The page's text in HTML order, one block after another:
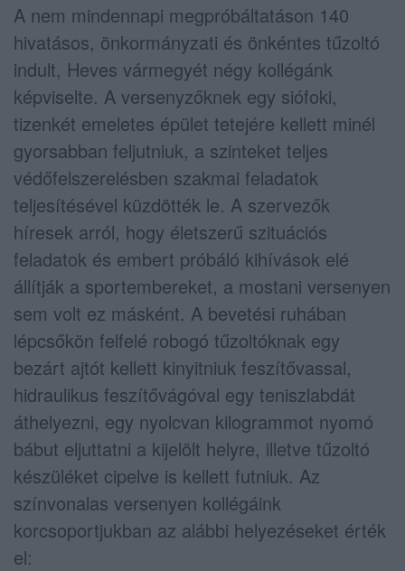
A nem mindennapi megpróbáltatáson 140
hivatásos, önkormányzati és önkéntes tűzoltó
indult, Heves vármegyét négy kollégánk
képviselte. A versenyzőknek egy siófoki,
tizenkét emeletes épület tetejére kellett minél
gyorsabban feljutniuk, a szinteket teljes
védőfelszerelésben szakmai feladatok
teljesítésével küzdötték le. A szervezők
híresek arról, hogy életszerű szituációs
feladatok és embert próbáló kihívások elé
állítják a sportembereket, a mostani versenyen
sem volt ez másként. A bevetési ruhában
lépcsőkön felfelé robogó tűzoltóknak egy
bezárt ajtót kellett kinyitniuk feszítővassal,
hidraulikus feszítővágóval egy teniszlabdát
áthelyezni, egy nyolcvan kilogrammot nyomó
bábut eljuttatni a kijelölt helyre, illetve tűzoltó
készüléket cipelve is kellett futniuk. Az
színvonalas versenyen kollégáink
korcsoportjukban az alábbi helyezéseket érték
el: